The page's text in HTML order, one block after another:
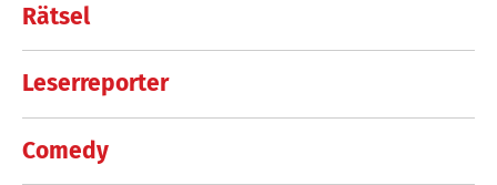
Rätsel
Leserreporter
Comedy